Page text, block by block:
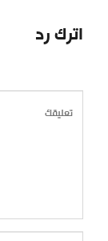
اترك رد